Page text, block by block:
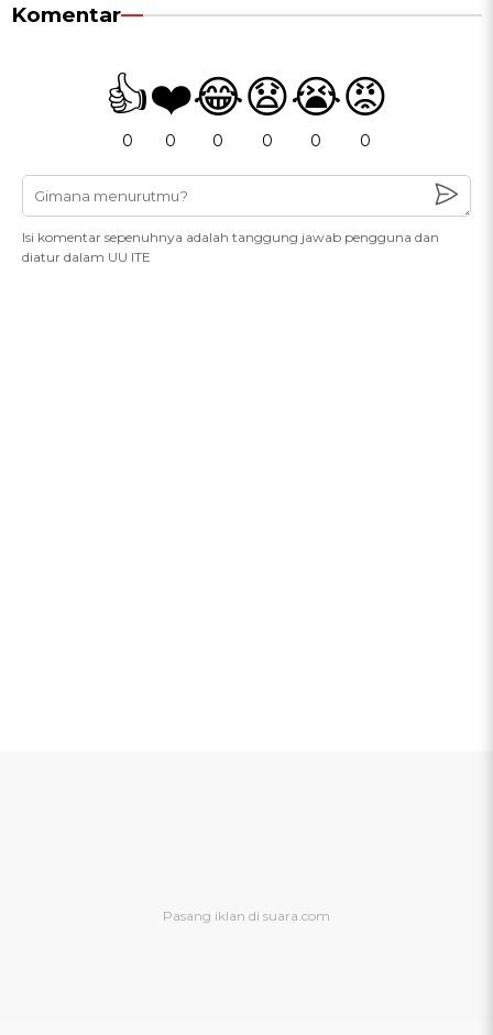
Komentar
👍
0
❤️
0
😂
0
😧
0
😭
0
😡
0
Isi komentar sepenuhnya adalah tanggung jawab pengguna dan
diatur dalam UU ITE